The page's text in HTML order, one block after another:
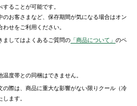
することが可能です。
のお客さまなど、保存期間が気になる場合はオン
せをご利用ください。
ましてはよくあるご質問の 「商品について」のペ
度帯との同梱はできません。
の際は、商品に重大な影響がない限りクール（冷
ます。